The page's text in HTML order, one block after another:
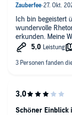
Ich bin begeistert
wundervolle
erkunden. Meine
Schöner Einblick